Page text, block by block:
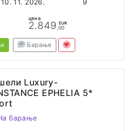
цена
2.849 EUR
,00
Барање
Luxury-
EPHELIA 5*
барање